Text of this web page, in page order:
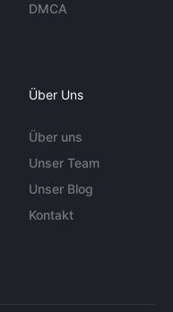
DMCA
Über Uns
Über uns
Unser Team
Unser Blog
Kontakt